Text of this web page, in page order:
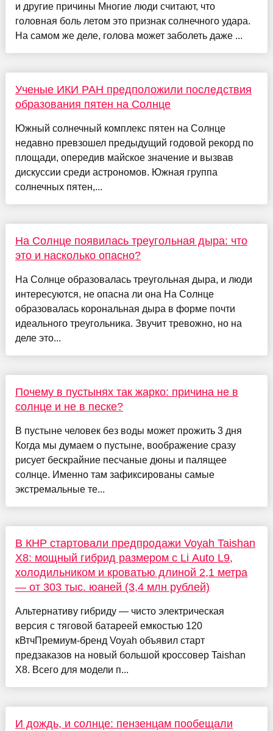
и другие причины Многие люди считают, что
головная боль летом это признак солнечного удара.
На самом же деле, голова может заболеть даже ...
Ученые ИКИ РАН предположили последствия
образования пятен на Солнце
Южный солнечный комплекс пятен на Солнце
недавно превзошел предыдущий годовой рекорд по
площади, опередив майское значение и вызвав
дискуссии среди астрономов. Южная группа
солнечных пятен,...
На Солнце появилась треугольная дыра: что
это и насколько опасно?
На Солнце образовалась треугольная дыра, и люди
интересуются, не опасна ли она На Солнце
образовалась корональная дыра в форме почти
идеального треугольника. Звучит тревожно, но на
деле это...
Почему в пустынях так жарко: причина не в
солнце и не в песке?
В пустыне человек без воды может прожить 3 дня
Когда мы думаем о пустыне, воображение сразу
рисует бескрайние песчаные дюны и палящее
солнце. Именно там зафиксированы самые
экстремальные те...
В КНР стартовали предпродажи Voyah Taishan
X8: мощный гибрид размером с Li Auto L9,
холодильником и кроватью длиной 2,1 метра
— от 303 тыс. юаней (3,4 млн рублей)
Альтернативу гибриду — чисто электрическая
версия с тяговой батареей емкостью 120
кВтчПремиум-бренд Voyah объявил старт
предзаказов на новый большой кроссовер Taishan
X8. Всего для модели п...
И дождь, и солнце: пензенцам пообещали